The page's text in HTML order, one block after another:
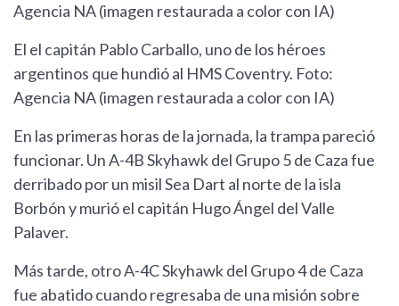
Agencia NA (imagen restaurada a color con IA)
El el capitán Pablo Carballo, uno de los héroes
argentinos que hundió al HMS Coventry. Foto:
Agencia NA (imagen restaurada a color con IA)
En las primeras horas de la jornada, la trampa pareció
funcionar. Un A-4B Skyhawk del Grupo 5 de Caza fue
derribado por un misil Sea Dart al norte de la isla
Borbón y murió el capitán Hugo Ángel del Valle
Palaver.
Más tarde, otro A-4C Skyhawk del Grupo 4 de Caza
fue abatido cuando regresaba de una misión sobre